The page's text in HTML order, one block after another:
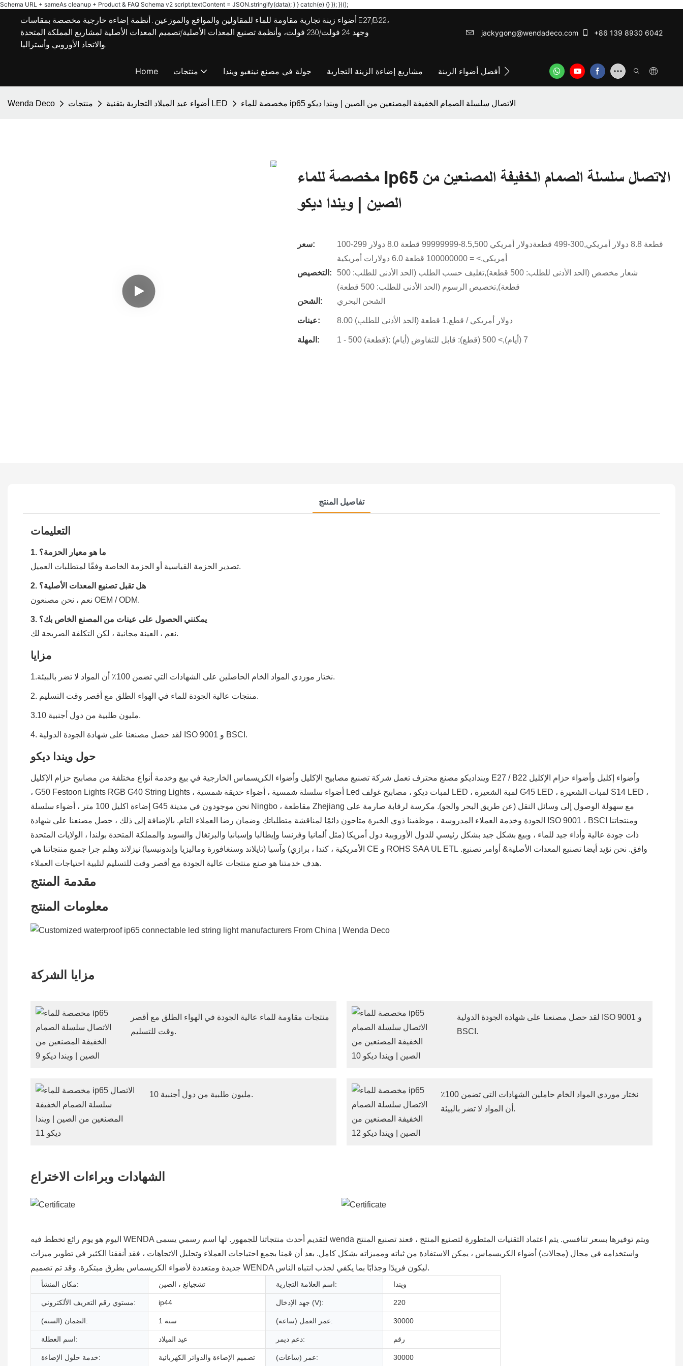
Schema URL + sameAs cleanup + Product & FAQ Schema v2 script.textContent = JSON.stringify(data); } } catch(e) {} }); })();
أضواء زينة تجارية مقاومة للماء للمقاولين والمواقع والموزعين. أنظمة إضاءة خارجية مخصصة بمقاسات E27/B22،
وجهد 24 فولت/230 فولت، وأنظمة تصنيع المعدات الأصلية/تصميم المعدات الأصلية لمشاريع المملكة المتحدة
والاتحاد الأوروبي وأستراليا.
jackygong@wendadeco.com​​​​​​​ +86 139 8930 6042
Home منتجات جولة في مصنع نينغبو ويندا مشاريع إضاءة الزينة التجارية أفضل أضواء الزينة ODM/OEM SERVICE اتصل بشركة وينداديكو
Wenda Deco منتجات أضواء عيد الميلاد التجارية بتقنية LED مخصصة للماء ip65 الاتصال سلسلة الصمام الخفيفة المصنعين من الصين | ويندا ديكو
مخصصة للماء Ip65 الاتصال سلسلة الصمام الخفيفة المصنعين من
الصين | ويندا ديكو
سعر:
100-299 قطعة 8.8 دولار أمريكي,300-499 قطعةدولار أمريكي 8.5,500-99999999 قطعة 8.0 دولار
أمريكي,> = 100000000 قطعة 6.0 دولارات أمريكية
التخصيص:
شعار مخصص (الحد الأدنى للطلب: 500 قطعة),تغليف حسب الطلب (الحد الأدنى للطلب: 500
قطعة),تخصيص الرسوم (الحد الأدنى للطلب: 500 قطعة)
الشحن:
الشحن البحري
عينات: 8.00 دولار أمريكي / قطع,1 قطعة (الحد الأدنى للطلب)
المهلة: 1 - 500 (قطعة): 7 (أيام),> 500 (قطع): قابل للتفاوض (أيام)
تفاصيل المنتج
التعليمات
1. ما هو معيار الحزمة؟
تصدير الحزمة القياسية أو الحزمة الخاصة وفقًا لمتطلبات العميل.
2. هل تقبل تصنيع المعدات الأصلية؟
نعم ، نحن مصنعون OEM / ODM.
3. يمكنني الحصول على عينات من المصنع الخاص بك؟
نعم ، العينة مجانية ، لكن التكلفة الصريحة لك.
مزايا
1.نختار موردي المواد الخام الحاصلين على الشهادات التي تضمن 100٪ أن المواد لا تضر بالبيئة.
2. منتجات عالية الجودة للماء في الهواء الطلق مع أقصر وقت التسليم.
3.10 مليون طلبية من دول أجنبية.
4. لقد حصل مصنعنا على شهادة الجودة الدولية ISO 9001 و BSCI.
حول ويندا ديكو
وينداديكو مصنع محترف تعمل شركة تصنيع مصابيح الإكليل وأضواء الكريسماس الخارجية في بيع وخدمة أنواع مختلفة من مصابيح حزام الإكليل E27 / B22 وأضواء إكليل وأضواء حزام الإكليل
، G50 Festoon Lights RGB G40 String Lights ، أضواء سلسلة شمسية ، أضواء حديقة شمسية Led لمبات ديكو ، مصابيح غولف LED ، لمبة الشعيرة G45 LED ، لمبات الشعيرة S14 LED ،
إضاءة اكليل 100 متر ، أضواء سلسلة G45 نحن موجودون في مدينة Ningbo ، مقاطعة Zhejiang مع سهولة الوصول إلى وسائل النقل (عن طريق البحر والجو). مكرسة لرقابة صارمة على
الجودة وخدمة العملاء المدروسة ، موظفينا ذوي الخبرة متاحون دائمًا لمناقشة متطلباتك وضمان رضا العملاء التام. بالإضافة إلى ذلك ، حصل مصنعنا على شهادة ISO 9001 ، BSCI ومنتجاتنا
ذات جودة عالية وأداء جيد للماء ، وبيع بشكل جيد بشكل رئيسي للدول الأوروبية دول أمريكا (مثل ألمانيا وفرنسا وإيطاليا وإسبانيا والبرتغال والسويد والمملكة المتحدة بولندا ، الولايات المتحدة
الأمريكية ، كندا ، برازي) وآسيا (تايلاند وسنغافورة وماليزيا وإندونيسيا) نيزلاند وهلم جرا جميع منتجاتنا هي CE و ROHS SAA UL ETL وافق. نحن نؤيد أيضا تصنيع المعدات الأصلية& أوامر تصنيع.
هدف خدمتنا هو صنع منتجات عالية الجودة مع أقصر وقت للتسليم لتلبية احتياجات العملاء.
مقدمة المنتج
معلومات المنتج
مزايا الشركة
منتجات مقاومة للماء عالية الجودة في الهواء الطلق مع أقصر
وقت للتسليم.
لقد حصل مصنعنا على شهادة الجودة الدولية ISO 9001 و
BSCI.
10 مليون طلبية من دول أجنبية.
نختار موردي المواد الخام حاملين الشهادات التي تضمن 100٪
أن المواد لا تضر بالبيئة.
الشهادات وبراءات الاختراع
اليوم هو يوم رائع تخطط فيه WENDA لتقديم أحدث منتجاتنا للجمهور. لها اسم رسمي يسمى wenda ويتم توفيرها بسعر تنافسي. يتم اعتماد التقنيات المتطورة لتصنيع المنتج ، فعند تصنيع المنتج
واستخدامه في مجال (مجالات) أضواء الكريسماس ، يمكن الاستفادة من ثباته ومميزاته بشكل كامل. بعد أن قمنا بجمع احتياجات العملاء وتحليل الاتجاهات ، فقد أنفقنا الكثير في تطوير ميزات
جديدة ومتعددة لأضواء الكريسماس بطرق مبتكرة. وقد تم تصميم WENDA ليكون فريدًا وجذابًا بما يكفي لجذب انتباه الناس.
مكان المنشأ: تشجيانغ ، الصين اسم العلامة التجارية: ويندا
مستوي رقم التعريف الألكتروني: ip44 جهد الإدخال (V): 220
الضمان (السنة): 1 سنة عمر العمل (ساعة): 30000
اسم العطلة: عيد الميلاد دعم ديمر: رقم
خدمة حلول الإضاءة: تصميم الإضاءة والدوائر الكهربائية عمر (ساعات): 30000